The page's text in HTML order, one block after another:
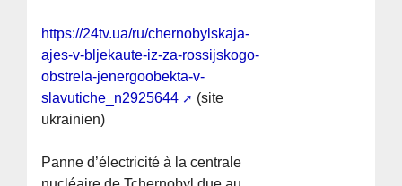
https://24tv.ua/ru/chernobylskaja-
ajes-v-bljekaute-iz-za-rossijskogo-
obstrela-jenergoobekta-v-
slavutiche_n2925644
(site
ukrainien)
Panne d’électricité à la centrale